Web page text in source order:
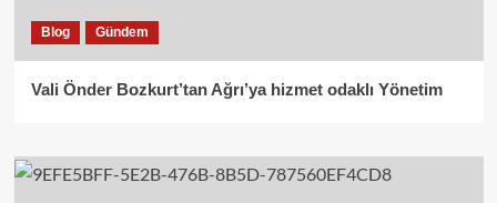
Blog Gündem
Vali Önder Bozkurt’tan Ağrı’ya hizmet odaklı Yönetim